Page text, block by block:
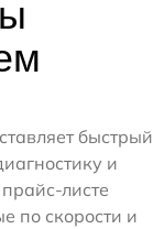
быстрый
и
листе
по скорости и